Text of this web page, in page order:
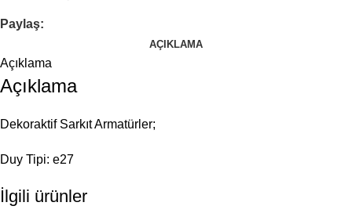
Paylaş:
AÇIKLAMA
Açıklama
Açıklama
Dekoraktif Sarkıt Armatürler;
Duy Tipi: e27
İlgili ürünler